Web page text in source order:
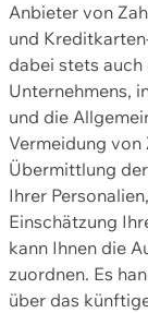
Anbieter von
und
dabei stets
Unternehmens,
und die
Vermeidung von
Übermittlung
Ihrer
Einschätzung
kann Ihnen die
zuordnen. Es
über das